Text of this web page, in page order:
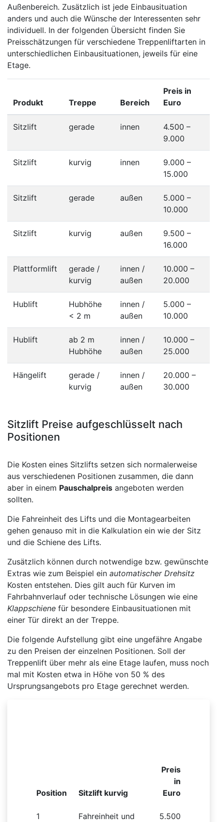
Außenbereich. Zusätzlich ist jede Einbausituation
anders und auch die Wünsche der Interessenten sehr
individuell. In der folgenden Übersicht finden Sie
Preisschätzungen für verschiedene Treppenliftarten in
unterschiedlichen Einbausituationen, jeweils für eine
Etage.
Produkt Treppe Bereich
Preis in
Euro
Sitzlift gerade innen
4.500 –
9.000
Sitzlift kurvig innen
9.000 –
15.000
Sitzlift gerade außen
5.000 –
10.000
Sitzlift kurvig außen
9.500 –
16.000
Plattformlift
gerade /
kurvig
innen /
außen
10.000 –
20.000
Hublift
Hubhöhe
< 2 m
innen /
außen
5.000 –
10.000
Hublift
ab 2 m
Hubhöhe
innen /
außen
10.000 –
25.000
Hängelift
gerade /
kurvig
innen /
außen
20.000 –
30.000
Sitzlift Preise aufgeschlüsselt nach
Positionen
Die Kosten eines Sitzlifts setzen sich normalerweise
aus verschiedenen Positionen zusammen, die dann
aber in einem Pauschalpreis angeboten werden
sollten.
Die Fahreinheit des Lifts und die Montagearbeiten
gehen genauso mit in die Kalkulation ein wie der Sitz
und die Schiene des Lifts.
Zusätzlich können durch notwendige bzw. gewünschte
Extras wie zum Beispiel ein automatischer Drehsitz
Kosten entstehen. Dies gilt auch für Kurven im
Fahrbahnverlauf oder technische Lösungen wie eine
Klappschiene für besondere Einbausituationen mit
einer Tür direkt an der Treppe.
Die folgende Aufstellung gibt eine ungefähre Angabe
zu den Preisen der einzelnen Positionen. Soll der
Treppenlift über mehr als eine Etage laufen, muss noch
mal mit Kosten etwa in Höhe von 50 % des
Ursprungsangebots pro Etage gerechnet werden.
Position Sitzlift kurvig
Preis
in
Euro
1
Fahreinheit und
5.500